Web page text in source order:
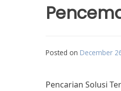
Posted on December
Pencarian Solusi